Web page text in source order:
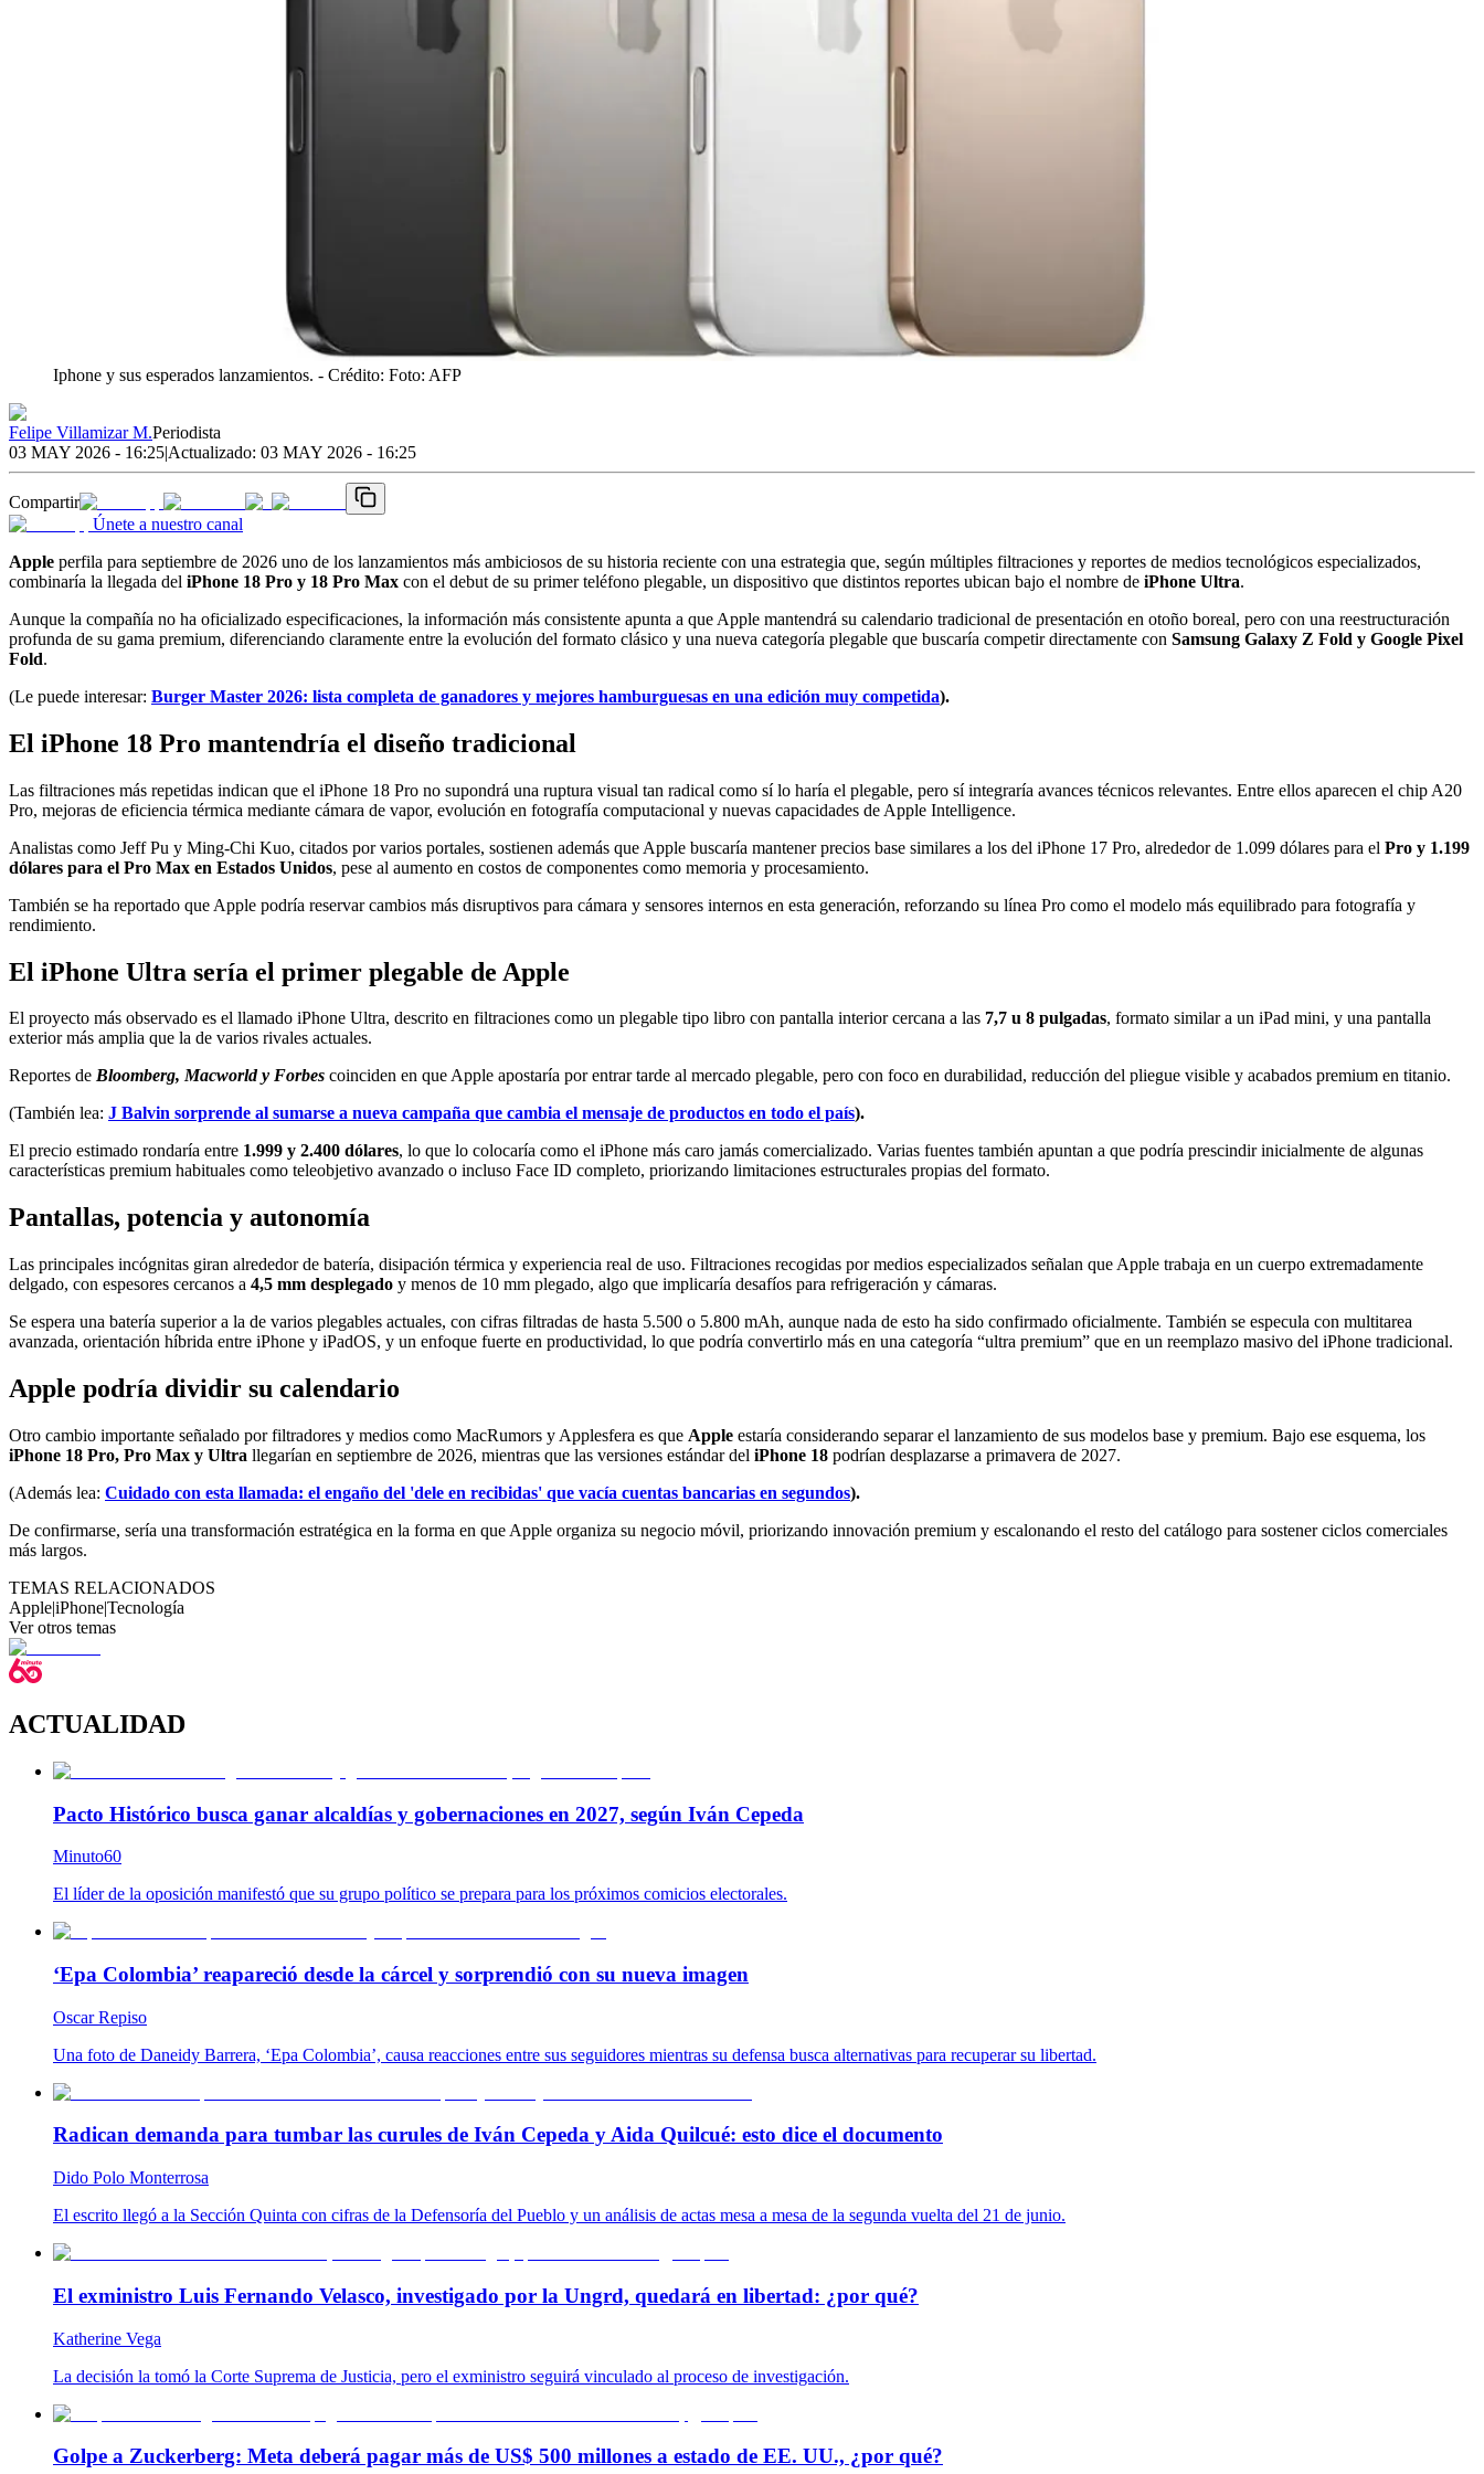
Iphone y sus esperados lanzamientos. - Crédito: Foto: AFP
Felipe Villamizar M.Periodista
03 MAY 2026 - 16:25|Actualizado: 03 MAY 2026 - 16:25
Compartir
Únete a nuestro canal
Apple perfila para septiembre de 2026 uno de los lanzamientos más ambiciosos de su historia reciente con una estrategia que, según múltiples filtraciones y reportes de medios tecnológicos especializados,
combinaría la llegada del iPhone 18 Pro y 18 Pro Max con el debut de su primer teléfono plegable, un dispositivo que distintos reportes ubican bajo el nombre de iPhone Ultra.
Aunque la compañía no ha oficializado especificaciones, la información más consistente apunta a que Apple mantendrá su calendario tradicional de presentación en otoño boreal, pero con una reestructuración
profunda de su gama premium, diferenciando claramente entre la evolución del formato clásico y una nueva categoría plegable que buscaría competir directamente con Samsung Galaxy Z Fold y Google Pixel
Fold.
(Le puede interesar: Burger Master 2026: lista completa de ganadores y mejores hamburguesas en una edición muy competida).
El iPhone 18 Pro mantendría el diseño tradicional
Las filtraciones más repetidas indican que el iPhone 18 Pro no supondrá una ruptura visual tan radical como sí lo haría el plegable, pero sí integraría avances técnicos relevantes. Entre ellos aparecen el chip A20
Pro, mejoras de eficiencia térmica mediante cámara de vapor, evolución en fotografía computacional y nuevas capacidades de Apple Intelligence.
Analistas como Jeff Pu y Ming-Chi Kuo, citados por varios portales, sostienen además que Apple buscaría mantener precios base similares a los del iPhone 17 Pro, alrededor de 1.099 dólares para el Pro y 1.199
dólares para el Pro Max en Estados Unidos, pese al aumento en costos de componentes como memoria y procesamiento.
También se ha reportado que Apple podría reservar cambios más disruptivos para cámara y sensores internos en esta generación, reforzando su línea Pro como el modelo más equilibrado para fotografía y
rendimiento.
El iPhone Ultra sería el primer plegable de Apple
El proyecto más observado es el llamado iPhone Ultra, descrito en filtraciones como un plegable tipo libro con pantalla interior cercana a las 7,7 u 8 pulgadas, formato similar a un iPad mini, y una pantalla
exterior más amplia que la de varios rivales actuales.
Reportes de Bloomberg, Macworld y Forbes coinciden en que Apple apostaría por entrar tarde al mercado plegable, pero con foco en durabilidad, reducción del pliegue visible y acabados premium en titanio.
(También lea: J Balvin sorprende al sumarse a nueva campaña que cambia el mensaje de productos en todo el país).
El precio estimado rondaría entre 1.999 y 2.400 dólares, lo que lo colocaría como el iPhone más caro jamás comercializado. Varias fuentes también apuntan a que podría prescindir inicialmente de algunas
características premium habituales como teleobjetivo avanzado o incluso Face ID completo, priorizando limitaciones estructurales propias del formato.
Pantallas, potencia y autonomía
Las principales incógnitas giran alrededor de batería, disipación térmica y experiencia real de uso. Filtraciones recogidas por medios especializados señalan que Apple trabaja en un cuerpo extremadamente
delgado, con espesores cercanos a 4,5 mm desplegado y menos de 10 mm plegado, algo que implicaría desafíos para refrigeración y cámaras.
Se espera una batería superior a la de varios plegables actuales, con cifras filtradas de hasta 5.500 o 5.800 mAh, aunque nada de esto ha sido confirmado oficialmente. También se especula con multitarea
avanzada, orientación híbrida entre iPhone y iPadOS, y un enfoque fuerte en productividad, lo que podría convertirlo más en una categoría “ultra premium” que en un reemplazo masivo del iPhone tradicional.
Apple podría dividir su calendario
Otro cambio importante señalado por filtradores y medios como MacRumors y Applesfera es que Apple estaría considerando separar el lanzamiento de sus modelos base y premium. Bajo ese esquema, los
iPhone 18 Pro, Pro Max y Ultra llegarían en septiembre de 2026, mientras que las versiones estándar del iPhone 18 podrían desplazarse a primavera de 2027.
(Además lea: Cuidado con esta llamada: el engaño del 'dele en recibidas' que vacía cuentas bancarias en segundos).
De confirmarse, sería una transformación estratégica en la forma en que Apple organiza su negocio móvil, priorizando innovación premium y escalonando el resto del catálogo para sostener ciclos comerciales
más largos.
TEMAS RELACIONADOS
Apple|iPhone|Tecnología
Ver otros temas
ACTUALIDAD
Pacto Histórico busca ganar alcaldías y gobernaciones en 2027, según Iván Cepeda
Minuto60
El líder de la oposición manifestó que su grupo político se prepara para los próximos comicios electorales.
‘Epa Colombia’ reapareció desde la cárcel y sorprendió con su nueva imagen
Oscar Repiso
Una foto de Daneidy Barrera, ‘Epa Colombia’, causa reacciones entre sus seguidores mientras su defensa busca alternativas para recuperar su libertad.
Radican demanda para tumbar las curules de Iván Cepeda y Aida Quilcué: esto dice el documento
Dido Polo Monterrosa
El escrito llegó a la Sección Quinta con cifras de la Defensoría del Pueblo y un análisis de actas mesa a mesa de la segunda vuelta del 21 de junio.
El exministro Luis Fernando Velasco, investigado por la Ungrd, quedará en libertad: ¿por qué?
Katherine Vega
La decisión la tomó la Corte Suprema de Justicia, pero el exministro seguirá vinculado al proceso de investigación.
Golpe a Zuckerberg: Meta deberá pagar más de US$ 500 millones a estado de EE. UU., ¿por qué?